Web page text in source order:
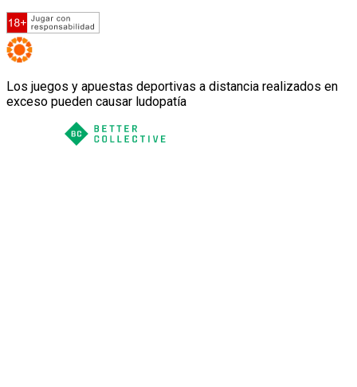
Los juegos y apuestas deportivas a distancia realizados en
exceso pueden causar ludopatía